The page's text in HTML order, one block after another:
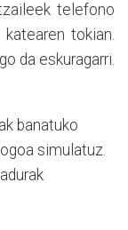
telefono
tokian.
da eskuragarri.
banatuko
simulatuz.